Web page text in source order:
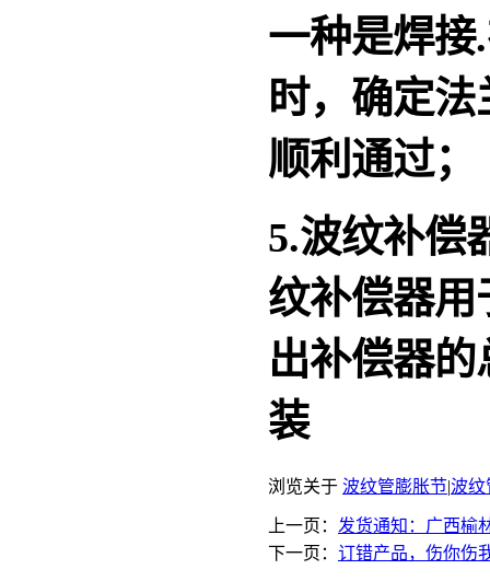
一种是焊接
时，确定
顺利通过；
5.波纹补偿
纹补偿器用
出补偿器
装
浏览关于 波纹管膨胀节|波纹
上一页： 发货通知：广西榆
下一页： 订错产品，伤你伤